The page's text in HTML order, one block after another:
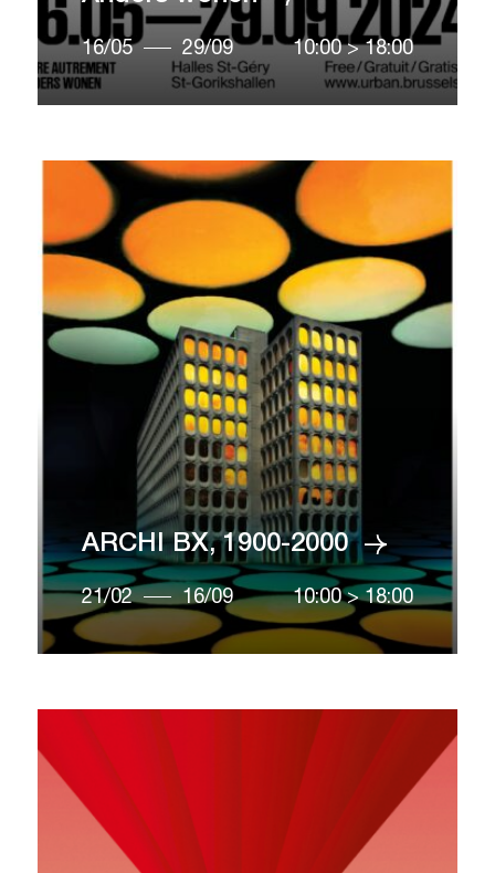
16/05 29/09 10:00 > 18:00
ARCHI BX, 1900-2000
21/02 16/09 10:00 > 18:00